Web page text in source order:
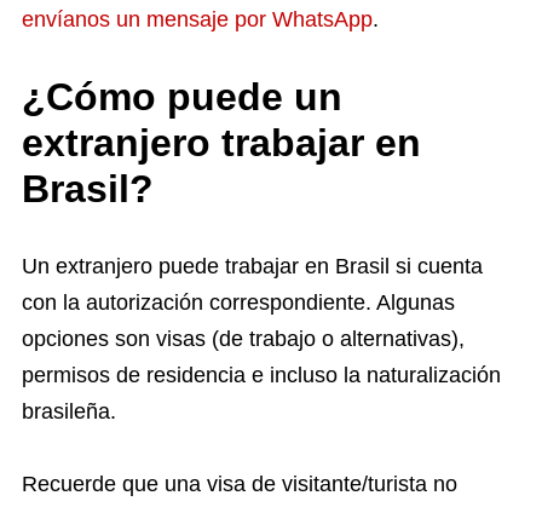
envíanos un mensaje por WhatsApp.
¿Cómo puede un
extranjero trabajar en
Brasil?
Un extranjero puede trabajar en Brasil si cuenta
con la autorización correspondiente. Algunas
opciones son visas (de trabajo o alternativas),
permisos de residencia e incluso la naturalización
brasileña.
Recuerde que una visa de visitante/turista no